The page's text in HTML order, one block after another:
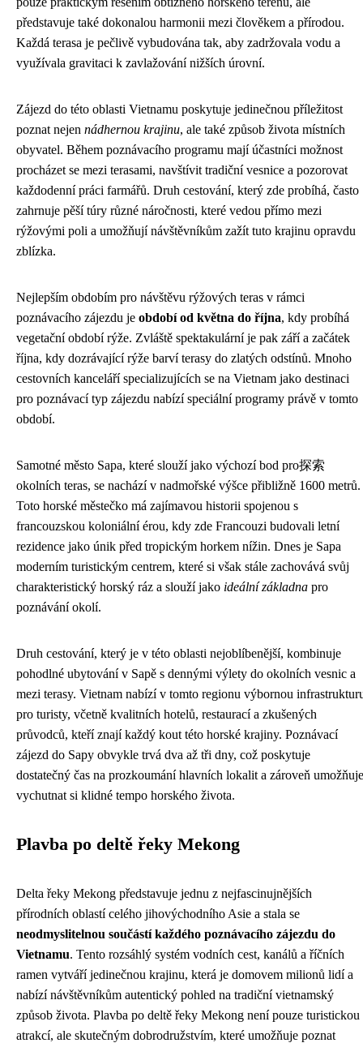
představuje také dokonalou harmonii mezi člověkem a přírodou.
Každá terasa je pečlivě vybudována tak, aby zadržovala vodu a
využívala gravitaci k zavlažování nižších úrovní.
Zájezd do této oblasti Vietnamu poskytuje jedinečnou příležitost
poznat nejen nádhernou krajinu, ale také způsob života místních
obyvatel. Během poznávacího programu mají účastníci možnost
procházet se mezi terasami, navštívit tradiční vesnice a pozorovat
každodenní práci farmářů. Druh cestování, který zde probíhá, často
zahrnuje pěší túry různé náročnosti, které vedou přímo mezi
rýžovými poli a umožňují návštěvníkům zažít tuto krajinu opravdu
zblízka.
Nejlepším obdobím pro návštěvu rýžových teras v rámci
poznávacího zájezdu je období od května do října, kdy probíhá
vegetační období rýže. Zvláště spektakulární je pak září a začátek
října, kdy dozrávající rýže barví terasy do zlatých odstínů. Mnoho
cestovních kanceláří specializujících se na Vietnam jako destinaci
pro poznávací typ zájezdu nabízí speciální programy právě v tomto
období.
Samotné město Sapa, které slouží jako výchozí bod pro探索
okolních teras, se nachází v nadmořské výšce přibližně 1600 metrů.
Toto horské městečko má zajímavou historii spojenou s
francouzskou koloniální érou, kdy zde Francouzi budovali letní
rezidence jako únik před tropickým horkem nížin. Dnes je Sapa
moderním turistickým centrem, které si však stále zachovává svůj
charakteristický horský ráz a slouží jako ideální základna pro
poznávání okolí.
Druh cestování, který je v této oblasti nejoblíbenější, kombinuje
pohodlné ubytování v Sapě s dennými výlety do okolních vesnic a
mezi terasy. Vietnam nabízí v tomto regionu výbornou
pro turisty, včetně kvalitních hotelů, restaurací a zkušených
průvodců, kteří znají každý kout této horské krajiny. Poznávací
zájezd do Sapy obvykle trvá dva až tři dny, což poskytuje
dostatečný čas na prozkoumání hlavních lokalit a zároveň umožňuje
vychutnat si klidné tempo horského života.
Plavba po deltě řeky Mekong
Delta řeky Mekong představuje jednu z nejfascinujnějších
přírodních oblastí celého jihovýchodního Asie a stala se
neodmyslitelnou součástí každého poznávacího zájezdu do
Vietnamu. Tento rozsáhlý systém vodních cest, kanálů a říčních
ramen vytváří jedinečnou krajinu, která je domovem milionů lidí a
nabízí návštěvníkům autentický pohled na tradiční vietnamský
způsob života. Plavba po deltě řeky Mekong není pouze turistickou
atrakcí, ale skutečným dobrodružstvím, které umožňuje poznat